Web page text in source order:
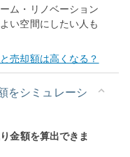
ム・リノベーション
い空間にしたい人も
売却額は高くなる？
をシミュレーシ
金額を算出できま